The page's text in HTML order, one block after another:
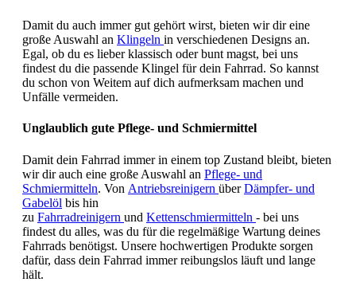
Damit du auch immer gut gehört wirst, bieten wir dir eine
große Auswahl an Klingeln in verschiedenen Designs an.
Egal, ob du es lieber klassisch oder bunt magst, bei uns
findest du die passende Klingel für dein Fahrrad. So kannst
du schon von Weitem auf dich aufmerksam machen und
Unfälle vermeiden.
Unglaublich gute Pflege- und Schmiermittel
Damit dein Fahrrad immer in einem top Zustand bleibt, bieten
wir dir auch eine große Auswahl an Pflege- und
Schmiermitteln. Von Antriebsreinigern überDämpfer- und
Gabelöl bis hin
zu Fahrradreinigern und Kettenschmiermitteln - bei uns
findest du alles, was du für die regelmäßige Wartung deines
Fahrrads benötigst. Unsere hochwertigen Produkte sorgen
dafür, dass dein Fahrrad immer reibungslos läuft und lange
hält.